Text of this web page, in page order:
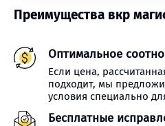
Преимущества вкр
Оптимальное
Если цена,
подходит, мы
условия специально
Бесплатные